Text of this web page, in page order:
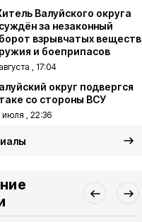
Валуйского округа
за незаконный
взрывчатых веществ,
и боеприпасов
, 17:04
округ подвергся
со стороны ВСУ
июля , 22:36